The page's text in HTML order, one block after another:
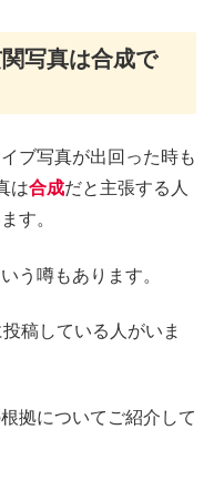
写真は合成で
ブ写真が出回った時も
は合成だと主張する人
す。
う噂もあります。
稿している人がいま
拠についてご紹介して